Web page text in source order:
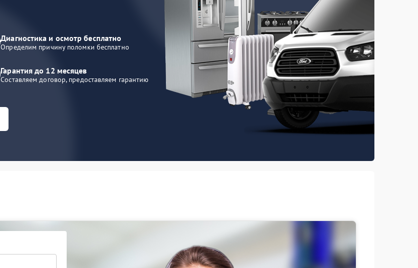
Диагностика и осмотр бесплатно
Определим причину поломки бесплатно
Гарантия до 12 месяцев
Составляем договор, предоставляем гарантию